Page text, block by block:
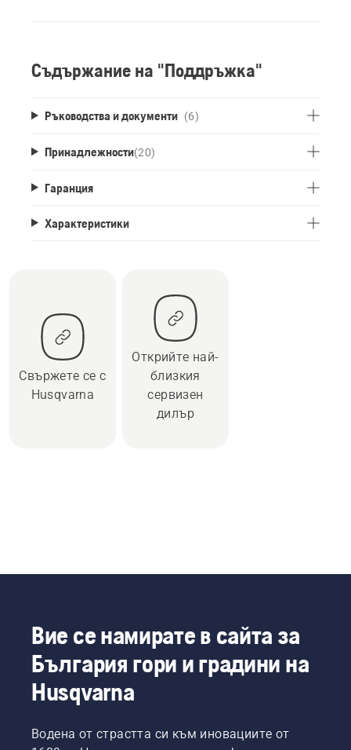
Съдържание на "Поддръжка"
Ръководства и документи (6)
Принадлежности(20)
Гаранция
Характеристики
Свържете се с
Husqvarna
Открийте най-
близкия
сервизен
дилър
Вие се намирате в сайта за
България гори и градини на
Husqvarna
Водена от страстта си към иновациите от